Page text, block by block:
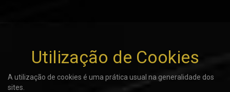
Utilização de Cookies
A utilização de cookies é uma prática usual na generalidade dos
sites.